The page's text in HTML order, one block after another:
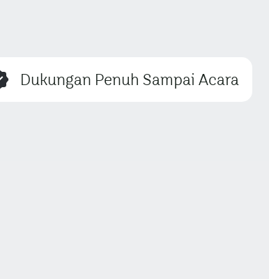
Dukungan Penuh Sampai Acara